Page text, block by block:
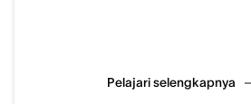
Pelajari selengkapnya